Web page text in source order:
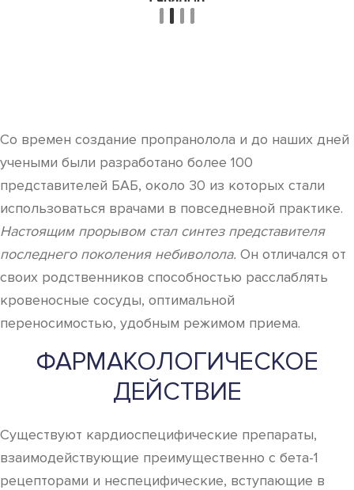
Со времен создание пропранолола и до наших дней
учеными были разработано более 100
представителей БАБ, около 30 из которых стали
использоваться врачами в повседневной практике.
Настоящим прорывом стал синтез представителя
последнего поколения небиволола. Он отличался от
своих родственников способностью расслаблять
кровеносные сосуды, оптимальной
переносимостью, удобным режимом приема.
ФАРМАКОЛОГИЧЕСКОЕ
ДЕЙСТВИЕ
Существуют кардиоспецифические препараты,
взаимодействующие преимущественно с бета-1
рецепторами и неспецифические, вступающие в